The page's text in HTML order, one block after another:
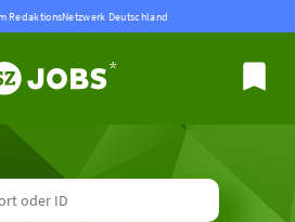
RedaktionsNetzwerk Deutschland